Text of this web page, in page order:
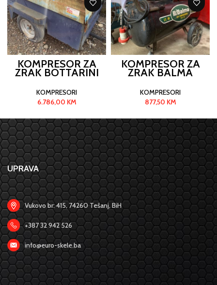
KOMPRESOR ZA
ZRAK BOTTARINI
KOMPRESORI
6.786,00 KM
KOMPRESOR ZA
ZRAK BALMA
KOMPRESORI
877,50 KM
UPRAVA
Vukovo br: 415, 74260 Tešanj, BiH
+387 32 942 526
info@euro-skele.ba